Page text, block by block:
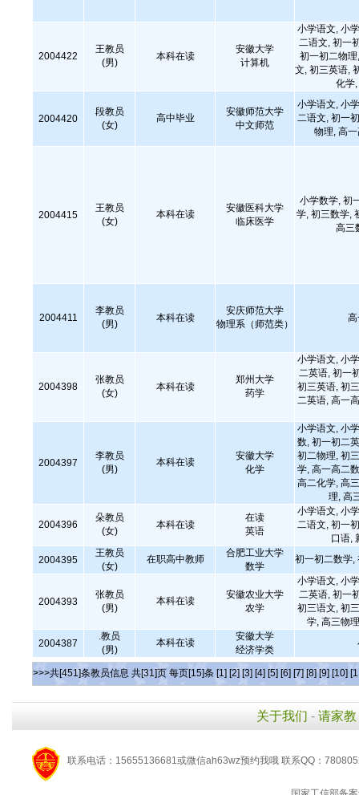
2004422
王教员
(男)
本科在读
安徽大学
计算机
小学语文, 小
二语文, 初一
初一初二物
文, 初三英语,
化学
2004420
段教员
(女)
高中毕业
安徽师范大学
中文师范
小学语文, 小
二语文, 初一
物理, 高
2004415
王教员
(女)
本科在读
安徽医科大学
临床医学
小学数学, 初
学, 初三数学,
高三
2004411
李教员
(男)
本科在读
安庆师范大学
物理系（师范类）
2004398
张教员
(女)
本科在读
郑州大学
药学
小学语文, 小
二英语, 初一
初三英语, 初
二英语, 高一
2004397
李教员
(男)
本科在读
安徽大学
化学
小学语文, 小
数, 初一初二
初二物理, 初
学, 高一高二
高二化学, 高
理, 高
2004396
朵教员
(女)
本科在读
在读
英语
小学语文, 小
二语文, 初一
口语,
2004395
王教员
(女)
在职高中教师
合肥工业大学
数学
初一初二数学,
2004393
张教员
(男)
本科在读
安徽农业大学
农学
小学语文, 小
二英语, 初一
初三语文, 初
学, 高三物
2004387
.教员
(男)
本科在读
安徽大学
经济学类
>>>共[451]条教员信息 共[31]页 每页[15]条 [1] [2] [3] [4] [5] [6] [7] [8] [9] [10]
关于我们 - 请家教
联系电话：15655136681或微信ah63wz预约我哦 联系QQ：